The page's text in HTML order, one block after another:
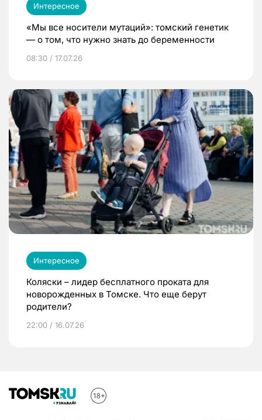
Интересное
«Мы все носители мутаций»: томский генетик
— о том, что нужно знать до беременности
08:30 / 17.07.26
Интересное
Коляски – лидер бесплатного проката для
новорожденных в Томске. Что еще берут
родители?
22:00 / 16.07.26